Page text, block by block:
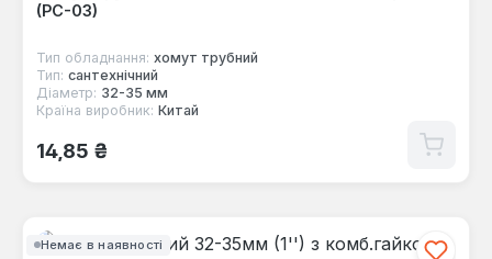
(PC-03)
Тип обладнання: хомут трубний
Тип: сантехнічний
Діаметр: 32-35 мм
Країна виробник: Китай
Звичайна ціна:
14,85 ₴
Немає в наявності